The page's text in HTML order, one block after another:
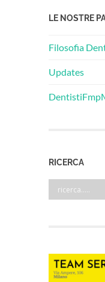
LE NOSTRE
Filosofia
Updates
RICERCA